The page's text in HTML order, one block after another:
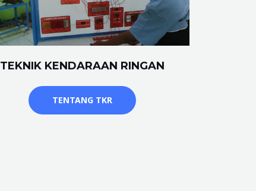
TEKNIK KENDARAAN RINGAN
TENTANG TKR